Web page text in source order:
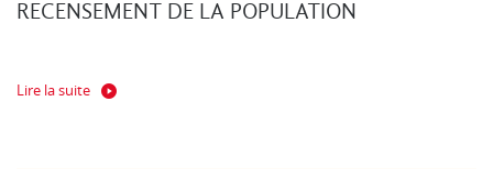
RECENSEMENT DE LA POPULATION
Lire la suite